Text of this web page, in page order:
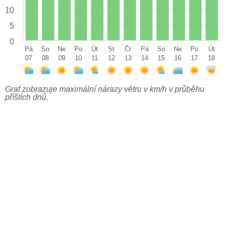
10
5
0
Pá
07
So
08
Ne
09
Po
10
Út
11
St
12
Čt
13
Pá
14
So
15
Ne
16
Po
17
Út
18
Graf zobrazuje maximální nárazy větru v km/h v průběhu
příštích dnů.